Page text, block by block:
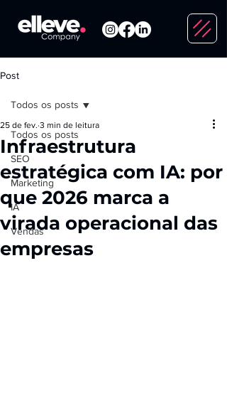
Post
Todos os posts
SEO
Marketing
IA
Vendas
Todos os posts
Infraestrutura
estratégica com IA: por
que 2026 marca a
virada operacional das
empresas
25 de fev. 3 min de leitura